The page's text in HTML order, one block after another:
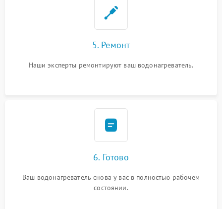
5. Ремонт
Наши эксперты ремонтируют ваш водонагреватель.
6. Готово
Ваш водонагреватель снова у вас в полностью рабочем
состоянии.